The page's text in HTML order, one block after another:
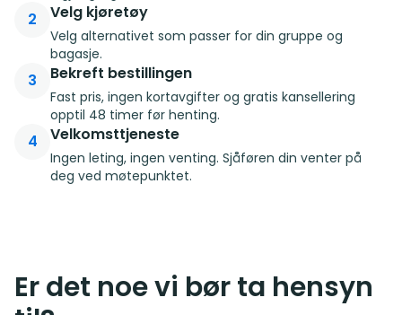
2 Velg kjøretøy
Velg alternativet som passer for din gruppe og
bagasje.
3 Bekreft bestillingen
Fast pris, ingen kortavgifter og gratis kansellering
opptil 48 timer før henting.
4 Velkomsttjeneste
Ingen leting, ingen venting. Sjåføren din venter på
deg ved møtepunktet.
Er det noe vi bør ta hensyn